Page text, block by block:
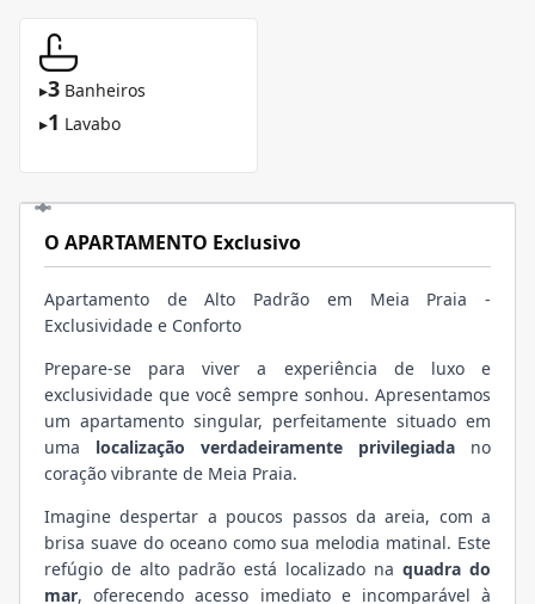
▸3 Banheiros
▸1 Lavabo
O APARTAMENTO Exclusivo
Apartamento de Alto Padrão em Meia Praia -
Exclusividade e Conforto
Prepare-se para viver a experiência de luxo e
exclusividade que você sempre sonhou. Apresentamos
um apartamento singular, perfeitamente situado em
uma localização verdadeiramente privilegiada no
coração vibrante de Meia Praia.
Imagine despertar a poucos passos da areia, com a
brisa suave do oceano como sua melodia matinal. Este
refúgio de alto padrão está localizado na quadra do
mar, oferecendo acesso imediato e incomparável à